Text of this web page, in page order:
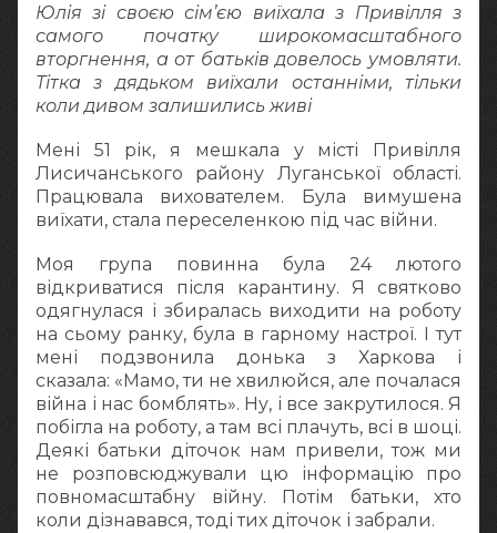
Юлія зі своєю сім’єю виїхала з Привілля з
самого початку широкомасштабного
вторгнення, а от батьків довелось умовляти.
Тітка з дядьком виїхали останніми, тільки
коли дивом залишились живі
Мені 51 рік, я мешкала у місті Привілля
Лисичанського району Луганської області.
Працювала вихователем. Була вимушена
виїхати, стала переселенкою під час війни.
Моя група повинна була 24 лютого
відкриватися після карантину. Я святково
одягнулася і збиралась виходити на роботу
на сьому ранку, була в гарному настрої. І тут
мені подзвонила донька з Харкова і
сказала: «Мамо, ти не хвилюйся, але почалася
війна і нас бомблять». Ну, і все закрутилося. Я
побігла на роботу, а там всі плачуть, всі в шоці.
Деякі батьки діточок нам привели, тож ми
не розповсюджували цю інформацію про
повномасштабну війну. Потім батьки, хто
коли дізнавався, тоді тих діточок і забрали.